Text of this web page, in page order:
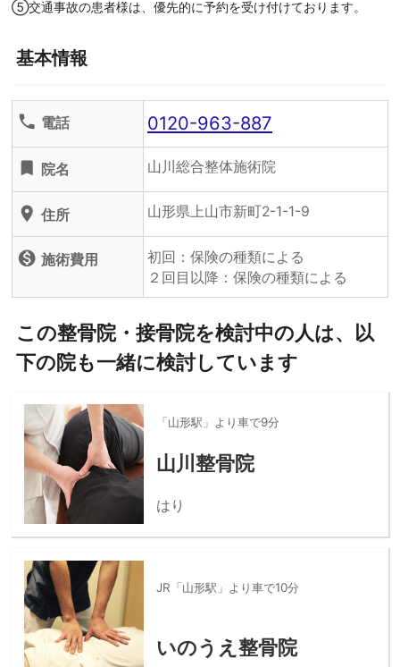
⑤交通事故の患者様は、優先的に予約を受け付けております。
基本情報
phone 電話 0120-963-887
turned_in 院名 山川総合整体施術院
location_on 住所 山形県上山市新町2-1-1-9
monetization_on 施術費用
初回：保険の種類による
２回目以降：保険の種類による
この整骨院・接骨院を検討中の人は、以
下の院も一緒に検討しています
「山形駅」より車で9分
山川整骨院
はり
JR「山形駅」より車で10分
いのうえ整骨院